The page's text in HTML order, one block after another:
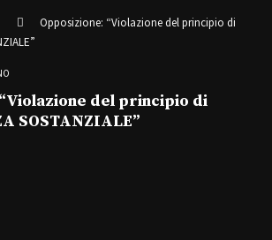
Opposizione: “Violazione del principio di
del principio di
SOSTANZIALE”